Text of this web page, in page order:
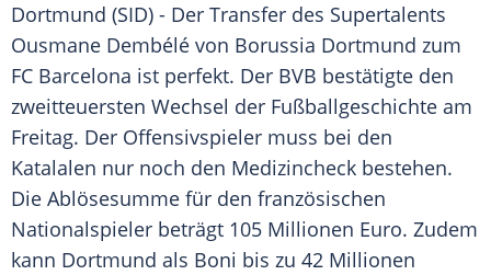
Dortmund (SID) - Der Transfer des Supertalents
Ousmane Dembélé von Borussia Dortmund zum
FC Barcelona ist perfekt. Der BVB bestätigte den
zweitteuersten Wechsel der Fußballgeschichte am
Freitag. Der Offensivspieler muss bei den
Katalalen nur noch den Medizincheck bestehen.
Die Ablösesumme für den französischen
Nationalspieler beträgt 105 Millionen Euro. Zudem
kann Dortmund als Boni bis zu 42 Millionen